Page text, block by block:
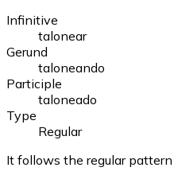
Infinitive
talonear
Gerund
taloneando
Participle
taloneado
Type
Regular
It follows the regular